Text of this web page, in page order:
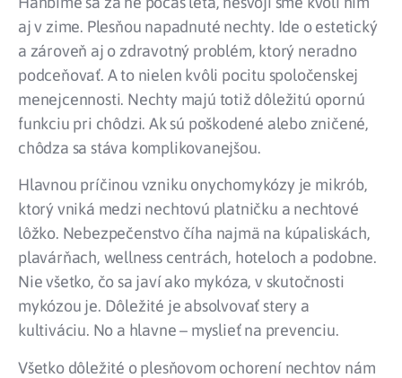
aj v zime. Plesňou napadnuté nechty. Ide o estetický
a zároveň aj o zdravotný problém, ktorý neradno
podceňovať. A to nielen kvôli pocitu spoločenskej
menejcennosti. Nechty majú totiž dôležitú opornú
funkciu pri chôdzi. Ak sú poškodené alebo zničené,
chôdza sa stáva komplikovanejšou.
Hlavnou príčinou vzniku onychomykózy je mikrób,
ktorý vniká medzi nechtovú platničku a nechtové
lôžko. Nebezpečenstvo číha najmä na kúpaliskách,
plavárňach, wellness centrách, hoteloch a podobne.
Nie všetko, čo sa javí ako mykóza, v skutočnosti
mykózou je. Dôležité je absolvovať stery a
kultiváciu. No a hlavne – myslieť na prevenciu.
Všetko dôležité o plesňovom ochorení nechtov nám